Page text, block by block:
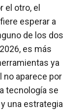
otro, el
esperar a
de los dos
es más
ya
no aparece por
tecnología se
una estrategia